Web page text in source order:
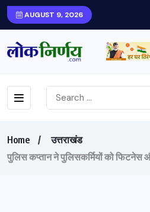
AUGUST 9, 2026
Home
उत्तराखंड
पुलिस कप्तान ने पुलिसकर्मियों को फिटनेस